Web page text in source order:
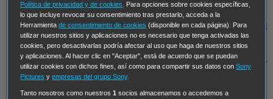
Regreso al futuro III NUEVE CUERPOS Los últimos
caballeros Tormenta infinita Sing Street Cobra Kai
Tom
y Lola High Country Los casos de Susan Ryeland:
Moonflower Murders Twisted Metal Mentes Criminales:
Evolution Terapia de Choque
Hailey Dean Without Sin: Libre de Culpa Morbius
Política de privacidad y de cookies
. Para opciones sobre cookies específicas,
lo que incluye revocar su consentimiento tras prestarlo, acceda a la
Herramientade consentimiento de cookies (disponible en cada página). Para
utilizar nuestros sitios y aplicaciones no es necesario que tenga activadas las
cookies, pero desactivarlas podría afectar al uso que haga de nuestros sitios
y aplicaciones. Al hacer clic en "Aceptar", está de acuerdo que se puedan
utilizar cookies con dichos fines, así como para compartir sus datos conSony
Pictures yempresas del grupo Sony.
Tanto nosotros como nuestros1 socios almacenamos o accedemos a